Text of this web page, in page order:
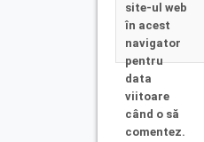
site-ul web
în acest
navigator
pentru
data
viitoare
când o să
comentez.